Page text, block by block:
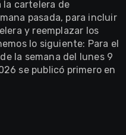
la cartelera de
pasada, para incluir
y reemplazar los
lo siguiente: Para el
la semana del lunes 9
se publicó primero en